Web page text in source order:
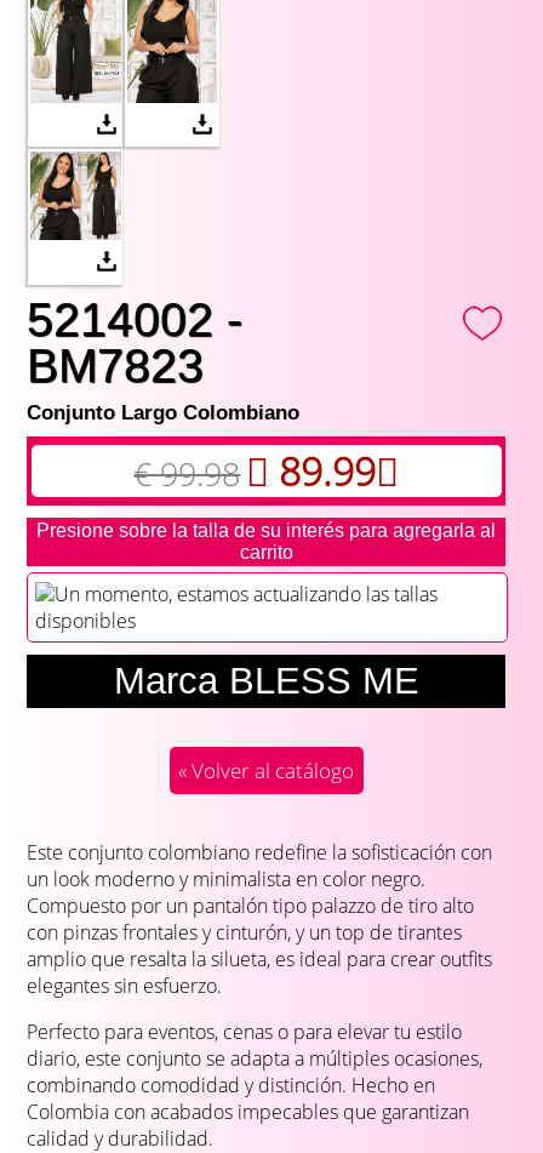
5214002 -
BM7823
Conjunto Largo Colombiano
€ 99.98 89.99
Presione sobre la talla de su interés para agregarla al
carrito
Un momento, estamos actualizando las tallas
disponibles
Marca BLESS ME
« Volver al catálogo
Este conjunto colombiano redefine la sofisticación con
un look moderno y minimalista en color negro.
Compuesto por un pantalón tipo palazzo de tiro alto
con pinzas frontales y cinturón, y un top de tirantes
amplio que resalta la silueta, es ideal para crear outfits
elegantes sin esfuerzo.
Perfecto para eventos, cenas o para elevar tu estilo
diario, este conjunto se adapta a múltiples ocasiones,
combinando comodidad y distinción. Hecho en
Colombia con acabados impecables que garantizan
calidad y durabilidad.